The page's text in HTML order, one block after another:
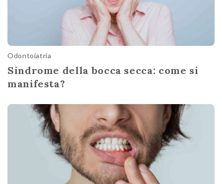
Odontoiatria
Sindrome della bocca secca: come si
manifesta?